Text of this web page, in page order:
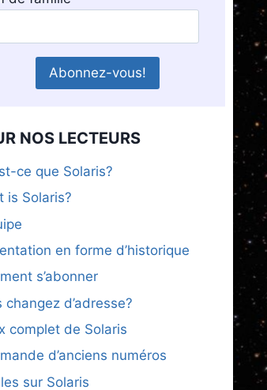
NOS LECTEURS
ce que Solaris?
is Solaris?
en forme d’historique
s’abonner
changez d’adresse?
complet de Solaris
d’anciens numéros
sur Solaris